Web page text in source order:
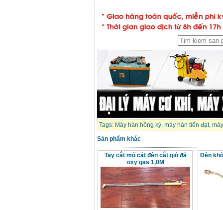
Tags: Máy hàn hồng ký, máy hàn tiến đạt,
Sản phẩm khác
Tay cắt mỏ cát đèn cắt gió đá
oxy gas 1,0M
Đèn